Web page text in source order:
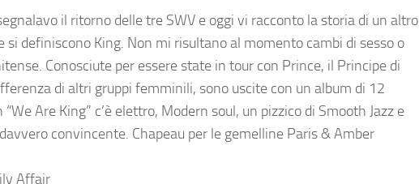
il ritorno delle tre SWV e oggi vi racconto la storia di un altro
definiscono King. Non mi risultano al momento cambi di sesso o
Conosciute per essere state in tour con Prince, il Principe di
di altri gruppi femminili, sono uscite con un album di 12
Are King” c’è elettro, Modern soul, un pizzico di Smooth Jazz e
convincente. Chapeau per le gemelline Paris & Amber
Affair